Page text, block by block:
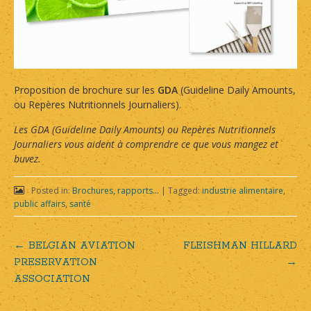
Proposition de brochure sur les GDA (Guideline Daily Amounts,
ou Repères Nutritionnels Journaliers).
Les GDA (Guideline Daily Amounts) ou Repères Nutritionnels
Journaliers vous aident à comprendre ce que vous mangez et
buvez.
Posted in: Brochures, rapports... | Tagged:industrie alimentaire,
public affairs, santé
Post
navigation
←BELGIAN AVIATION
PRESERVATION
ASSOCIATION
FLEISHMAN HILLARD
→